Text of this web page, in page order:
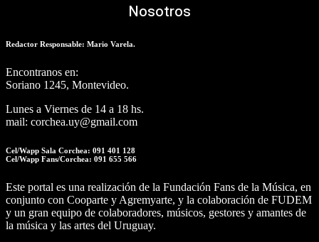
Nosotros
Redactor Responsable: Mario Varela.
Encontranos en:
Soriano 1245, Montevideo.
Lunes a Viernes de 14 a 18 hs.
mail: corchea.uy@gmail.com
Cel/Wapp Sala Corchea: 091 401 128
Cel/Wapp Fans/Corchea: 091 655 566
Este portal es una realización de la Fundación Fans de la Música, en
conjunto con Cooparte y Agremyarte, y la colaboración de FUDEM
y un gran equipo de colaboradores, músicos, gestores y amantes de
la música y las artes del Uruguay.